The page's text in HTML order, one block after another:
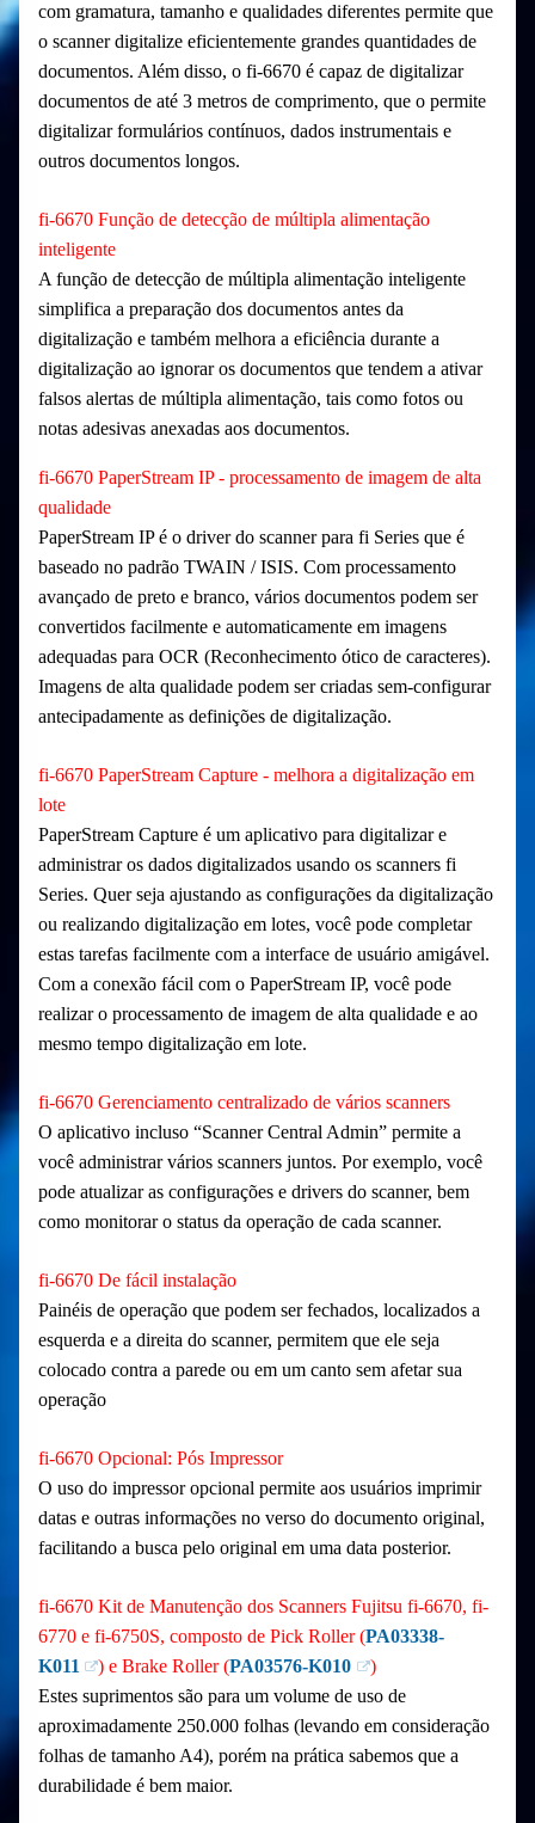
com gramatura, tamanho e qualidades diferentes permite que
o scanner digitalize eficientemente grandes quantidades de
documentos. Além disso, o fi-6670 é capaz de digitalizar
documentos de até 3 metros de comprimento, que o permite
digitalizar formulários contínuos, dados instrumentais e
outros documentos longos.
fi-6670 Função de detecção de múltipla alimentação
inteligente
A função de detecção de múltipla alimentação inteligente
simplifica a preparação dos documentos antes da
digitalização e também melhora a eficiência durante a
digitalização ao ignorar os documentos que tendem a ativar
falsos alertas de múltipla alimentação, tais como fotos ou
notas adesivas anexadas aos documentos.
fi-6670 PaperStream IP - processamento de imagem de alta
qualidade
PaperStream IP é o driver do scanner para fi Series que é
baseado no padrão TWAIN / ISIS. Com processamento
avançado de preto e branco, vários documentos podem ser
convertidos facilmente e automaticamente em imagens
adequadas para OCR (Reconhecimento ótico de caracteres).
Imagens de alta qualidade podem ser criadas sem-configurar
antecipadamente as definições de digitalização.
fi-6670 PaperStream Capture - melhora a digitalização em
lote
PaperStream Capture é um aplicativo para digitalizar e
administrar os dados digitalizados usando os scanners fi
Series. Quer seja ajustando as configurações da digitalização
ou realizando digitalização em lotes, você pode completar
estas tarefas facilmente com a interface de usuário amigável.
Com a conexão fácil com o PaperStream IP, você pode
realizar o processamento de imagem de alta qualidade e ao
mesmo tempo digitalização em lote.
fi-6670 Gerenciamento centralizado de vários scanners
O aplicativo incluso “Scanner Central Admin” permite a
você administrar vários scanners juntos. Por exemplo, você
pode atualizar as configurações e drivers do scanner, bem
como monitorar o status da operação de cada scanner.
fi-6670 De fácil instalação
Painéis de operação que podem ser fechados, localizados a
esquerda e a direita do scanner, permitem que ele seja
colocado contra a parede ou em um canto sem afetar sua
operação
fi-6670 Opcional: Pós Impressor
O uso do impressor opcional permite aos usuários imprimir
datas e outras informações no verso do documento original,
facilitando a busca pelo original em uma data posterior.
fi-6670 Kit de Manutenção dos Scanners Fujitsu fi-6670, fi-
6770 e fi-6750S, composto de Pick Roller (PA03338-
K011
) e Brake Roller (PA03576-K010
)
Estes suprimentos são para um volume de uso de
aproximadamente 250.000 folhas (levando em consideração
folhas de tamanho A4), porém na prática sabemos que a
durabilidade é bem maior.